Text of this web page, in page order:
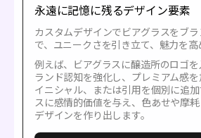
永遠に記憶に残るデザイン要素
カスタムデザインでビアグラスをブ
で、ユニークさを引き立て、魅力を高
例えば、ビアグラスに醸造所のロゴ
ランド認知を強化し、プレミアム感を
イニシャル、または引用を個別に追
スに感情的価値を与え、色あせや摩
デザインを作り出します。